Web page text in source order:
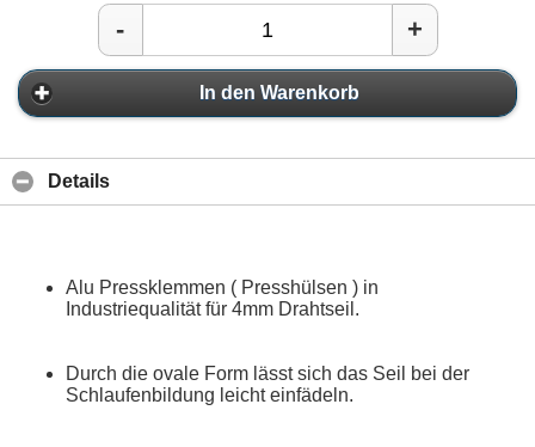
- +
In den Warenkorb
Details
Alu Pressklemmen ( Presshülsen ) in
Industriequalität für 4mm Drahtseil.
Durch die ovale Form lässt sich das Seil bei der
Schlaufenbildung leicht einfädeln.